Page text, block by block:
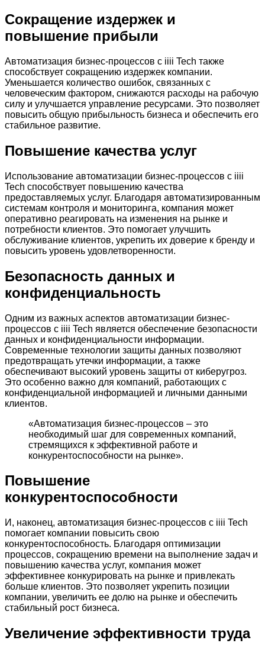
Сокращение издержек и
повышение прибыли
Автоматизация бизнес-процессов с iiii Tech также
способствует сокращению издержек компании.
Уменьшается количество ошибок, связанных с
человеческим фактором, снижаются расходы на рабочую
силу и улучшается управление ресурсами. Это позволяет
повысить общую прибыльность бизнеса и обеспечить его
стабильное развитие.
Повышение качества услуг
Использование автоматизации бизнес-процессов с iiii
Tech способствует повышению качества
предоставляемых услуг. Благодаря автоматизированным
системам контроля и мониторинга, компания может
оперативно реагировать на изменения на рынке и
потребности клиентов. Это помогает улучшить
обслуживание клиентов, укрепить их доверие к бренду и
повысить уровень удовлетворенности.
Безопасность данных и
конфиденциальность
Одним из важных аспектов автоматизации бизнес-
процессов с iiii Tech является обеспечение безопасности
данных и конфиденциальности информации.
Современные технологии защиты данных позволяют
предотвращать утечки информации, а также
обеспечивают высокий уровень защиты от киберугроз.
Это особенно важно для компаний, работающих с
конфиденциальной информацией и личными данными
клиентов.
«Автоматизация бизнес-процессов – это
необходимый шаг для современных компаний,
стремящихся к эффективной работе и
конкурентоспособности на рынке».
Повышение
конкурентоспособности
И, наконец, автоматизация бизнес-процессов с iiii Tech
помогает компании повысить свою
конкурентоспособность. Благодаря оптимизации
процессов, сокращению времени на выполнение задач и
повышению качества услуг, компания может
эффективнее конкурировать на рынке и привлекать
больше клиентов. Это позволяет укрепить позиции
компании, увеличить ее долю на рынке и обеспечить
стабильный рост бизнеса.
Увеличение эффективности труда